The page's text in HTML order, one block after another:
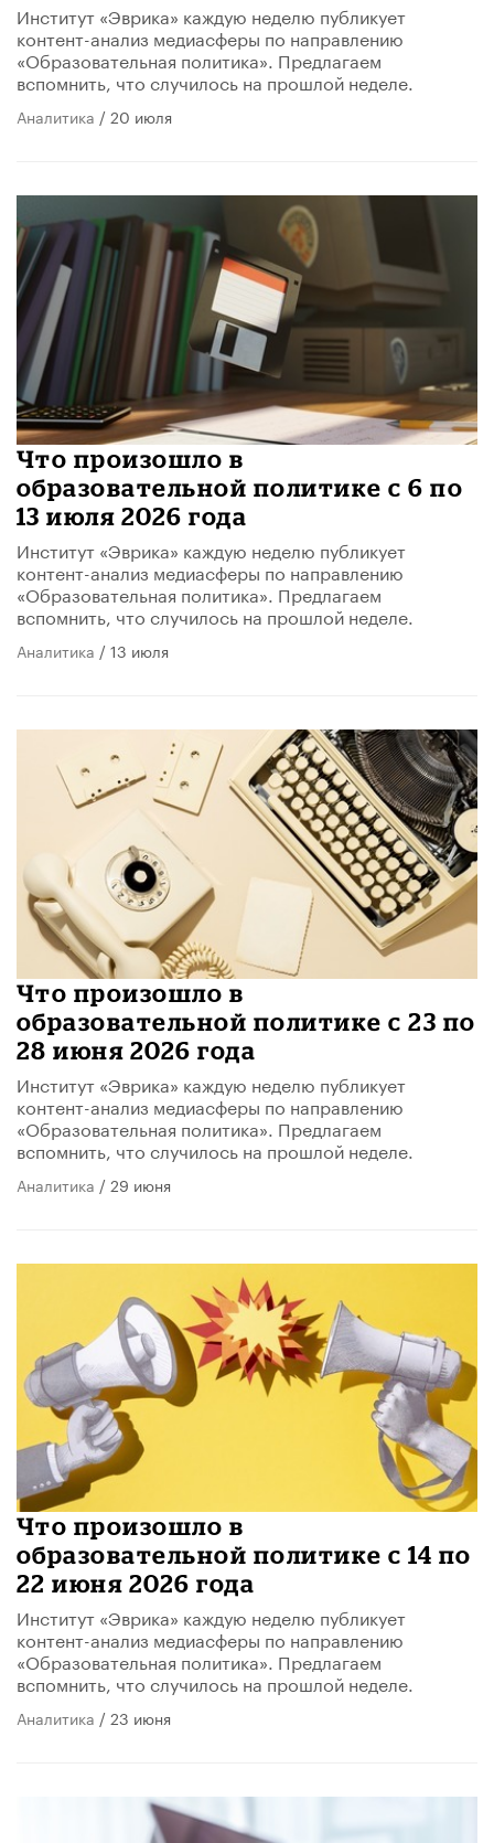
Институт «Эврика» каждую неделю публикует
контент-анализ медиасферы по направлению
«Образовательная политика». Предлагаем
вспомнить, что случилось на прошлой неделе.
Аналитика / 20 июля
​Что произошло в
образовательной политике с 6 по
13 июля 2026 года
Институт «Эврика» каждую неделю публикует
контент-анализ медиасферы по направлению
«Образовательная политика». Предлагаем
вспомнить, что случилось на прошлой неделе.
Аналитика / 13 июля
​Что произошло в
образовательной политике с 23 по
28 июня 2026 года
Институт «Эврика» каждую неделю публикует
контент-анализ медиасферы по направлению
«Образовательная политика». Предлагаем
вспомнить, что случилось на прошлой неделе.
Аналитика / 29 июня
​Что произошло в
образовательной политике с 14 по
22 июня 2026 года
Институт «Эврика» каждую неделю публикует
контент-анализ медиасферы по направлению
«Образовательная политика». Предлагаем
вспомнить, что случилось на прошлой неделе.
Аналитика / 23 июня